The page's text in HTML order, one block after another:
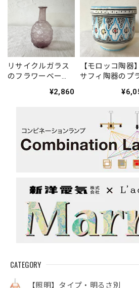
CATEGORY
【照明】タイプ・明るさ別
リサイクルガラス
のフラワーベー
¥2,860
【モロッコ陶器】
サフィ陶器のプ